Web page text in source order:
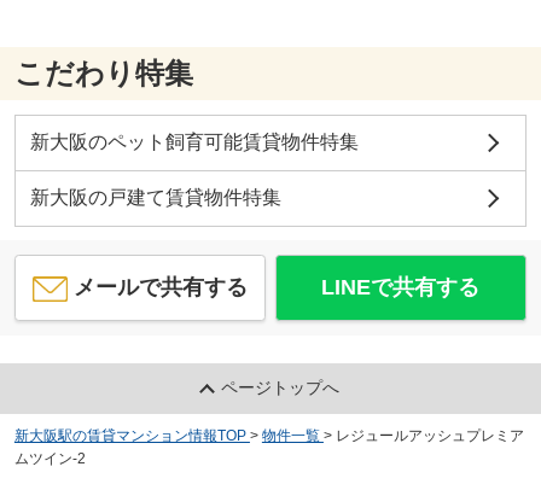
こだわり特集
新大阪のペット飼育可能賃貸物件特集
新大阪の戸建て賃貸物件特集
メールで共有する LINEで共有する
ページトップへ
新大阪駅の賃貸マンション情報TOP > 物件一覧 > レジュールアッシュプレミア
ムツイン-2